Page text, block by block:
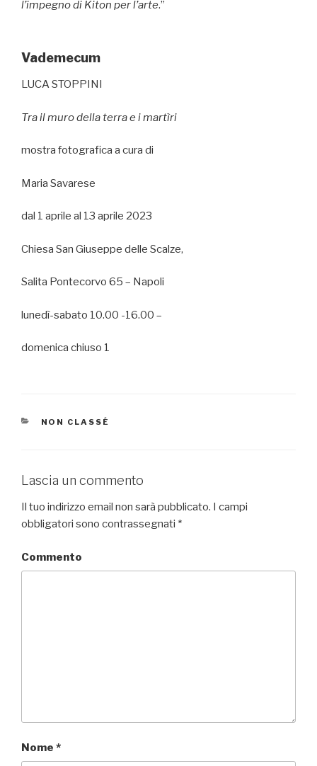
l’impegno di Kiton per l’arte.”
Vademecum
LUCA STOPPINI
Tra il muro della terra e i martìri
mostra fotografica a cura di
Maria Savarese
dal 1 aprile al 13 aprile 2023
Chiesa San Giuseppe delle Scalze,
Salita Pontecorvo 65 – Napoli
lunedì-sabato 10.00 -16.00 –
domenica chiuso 1
CATEGORIE
NON CLASSÉ
Lascia un commento
Il tuo indirizzo email non sarà pubblicato. I campi
obbligatori sono contrassegnati *
Commento
Nome *